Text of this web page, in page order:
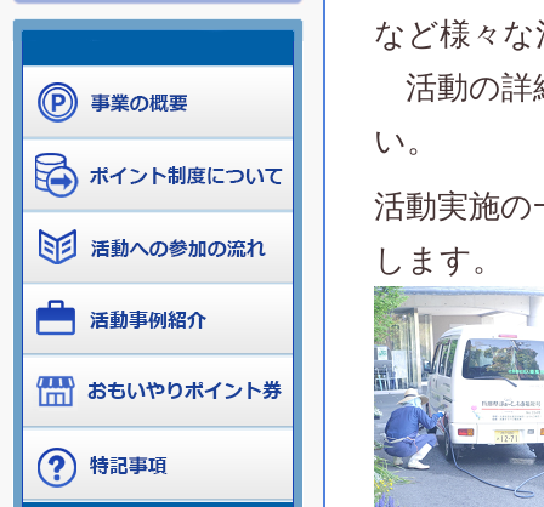
など様々
活動の詳
い。
活動実施
します。